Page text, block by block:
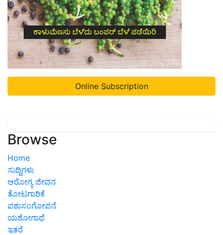
Online Subscription
Browse
Home
ಸುದ್ದಿಗಳು
ಆರೋಗ್ಯ ಜೀವನ
ತೋಟಗಾರಿಕೆ
ಪಶುಸಂಗೋಪನೆ
ಯಶೋಗಾಥೆ
ಇತರೆ